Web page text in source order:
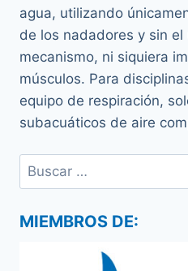
agua, utilizando
de los nadadores y sin
mecanismo, ni siquiera
músculos. Para
equipo de respiración,
subacuáticos de aire
Buscar:
MIEMBROS DE: